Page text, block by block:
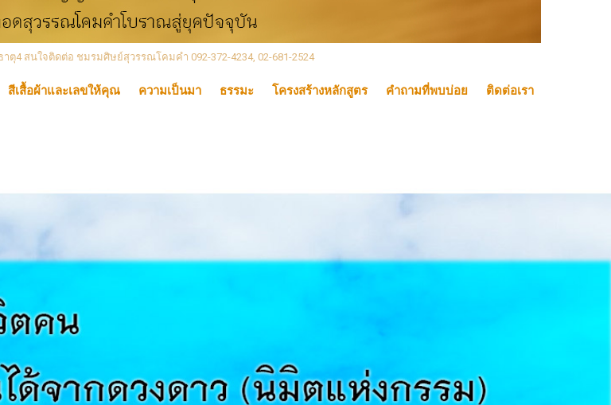
4 สนใจติดต่อ ชมรมศิษย์สุวรรณโคมคำ 092-372-4234, 02-681-2524
สีเสื้อผ้าและเลขให้คุณ ความเป็นมา ธรรมะ โครงสร้างหลักสูตร คำถามที่พบบ่อย ติดต่อเรา